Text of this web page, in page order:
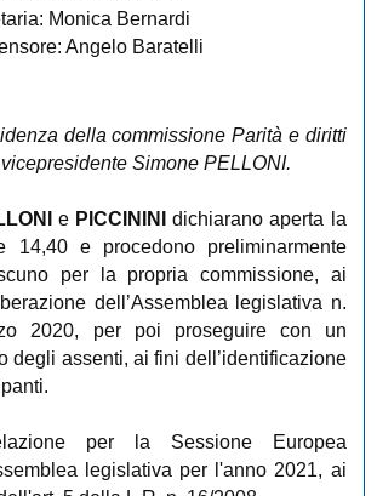
Monica Bernardi
Angelo Baratelli
della commissione Parità e diritti
Simone PELLONI.
e PICCININI
dichiarano aperta la
14,40 e procedono preliminarmente
per la propria commissione, ai
dell’Assemblea legislativa n.
2020, per poi proseguire con un
degli assenti, ai fini dell’identificazione
per la Sessione Europea
legislativa per l'anno 2021, ai